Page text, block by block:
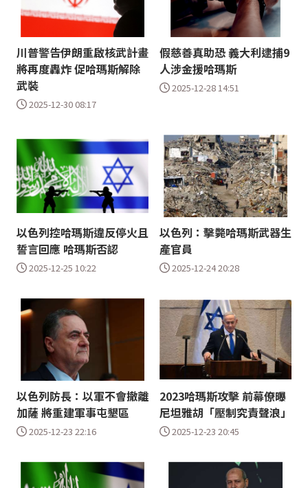
川普警告伊朗重啟核武計畫
將再度轟炸 促哈瑪斯解除
武裝
2025-12-30 08:17
假慈善真助恐 義大利逮捕9
人涉金援哈瑪斯
2025-12-28 14:51
以色列控哈瑪斯違反停火且
誓言回應 哈瑪斯否認
2025-12-25 10:22
以色列：擊斃哈瑪斯武器生
產官員
2025-12-24 20:28
以色列防長：以軍不會撤離
加薩 將重建軍事屯墾區
2025-12-23 22:16
2023哈瑪斯攻擊 前幕僚曝
尼坦雅胡「壓制究責聲浪」
2025-12-23 20:45